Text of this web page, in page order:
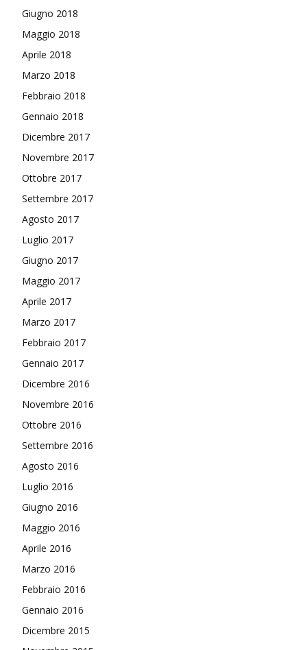
Giugno 2018
Maggio 2018
Aprile 2018
Marzo 2018
Febbraio 2018
Gennaio 2018
Dicembre 2017
Novembre 2017
Ottobre 2017
Settembre 2017
Agosto 2017
Luglio 2017
Giugno 2017
Maggio 2017
Aprile 2017
Marzo 2017
Febbraio 2017
Gennaio 2017
Dicembre 2016
Novembre 2016
Ottobre 2016
Settembre 2016
Agosto 2016
Luglio 2016
Giugno 2016
Maggio 2016
Aprile 2016
Marzo 2016
Febbraio 2016
Gennaio 2016
Dicembre 2015